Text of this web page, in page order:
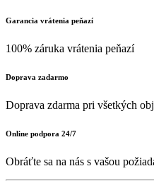
Garancia vrátenia peňazí
100% záruka vrátenia peňazí
Doprava zadarmo
Doprava zdarma pri všetkých
Online podpora 24/7
Obráťte sa na nás s vašou